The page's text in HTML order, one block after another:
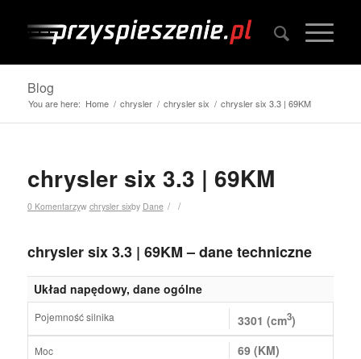
Blog
You are here: Home / chrysler / chrysler six / chrysler six 3.3 | 69KM
chrysler six 3.3 | 69KM
0 Komentarzy /
w chrysler six /
by Dane
chrysler six 3.3 | 69KM – dane techniczne
Układ napędowy, dane ogólne
Pojemność silnika 3301 (cm3)
Moc 69 (KM)